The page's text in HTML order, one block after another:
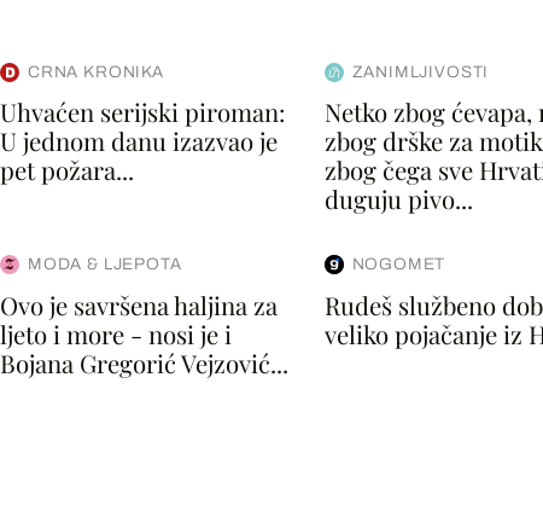
CRNA KRONIKA
Uhvaćen serijski piroman:
U jednom danu izazvao je
pet požara...
ZANIMLJIVOSTI
Netko zbog ćevapa,
zbog drške za
zbog čega sve
duguju pivo...
MODA & LJEPOTA
Ovo je savršena haljina za
ljeto i more - nosi je i
Bojana Gregorić Vejzović...
NOGOMET
Rudeš službeno
veliko pojačanje iz